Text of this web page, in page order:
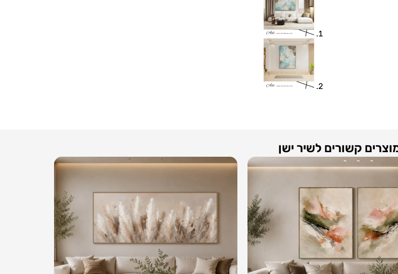
קשורים לשיר ישן